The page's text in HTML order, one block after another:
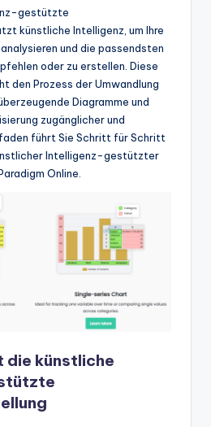
gestützte
künstliche Intelligenz, um Ihre
und die passendsten
oder zu erstellen. Diese
den Prozess der Umwandlung
Diagramme und
zugänglicher und
führt Sie Schritt für Schritt
Intelligenz-gestützter
Online.
die künstliche